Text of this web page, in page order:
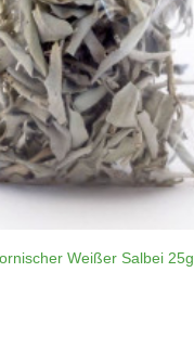
Weißer Salbei 25g